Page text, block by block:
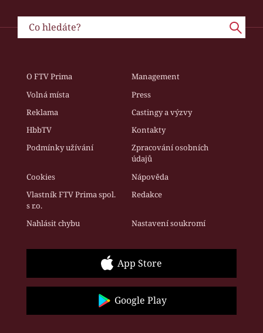
O FTV Prima
Management
Volná místa
Press
Reklama
Castingy a výzvy
HbbTV
Kontakty
Podmínky užívání
Zpracování osobních
údajů
Cookies
Nápověda
Vlastník FTV Prima spol.
s r.o.
Redakce
Nahlásit chybu Nastavení soukromí
App Store
Google Play